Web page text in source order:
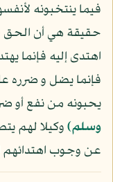
فيما ينتخبونه
حقيقة هي أن
اهتدى إليه فإنما
فإنما يضل و ضرره
يحبونه من نفع أو
وسلم)وكيلا لهم
عن وجوب اهتدائهم